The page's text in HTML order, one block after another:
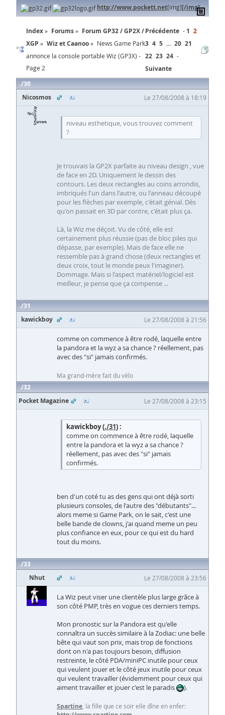
http://www.pockett.net[img][/img]
Index Forums
Forum GP32 / GP2X /
XGP
Wiz et Caanoo
News Game Park
annonce la console portable Wiz (GP3X) -
Page 2
Précédente 1 2
3 4 5 ... 20 21
22 23 24
Suivante
30
Nicosmos
Le 27/08/2008 à 18:19
niveau esthetique, vous trouvez comment
?
Je trouvais la GP2X parfaite au niveau design , vue
de face en 2D. Uniquement le dessin des
contours. Les deux rectangles au coins arrondis,
imbriqués l'un dans l'autre, ou l'anneau découpé
pour les flèches par exemple, c'était génial. Dès
qu'on passait en 3D par contre, c'était plus ça.
Là, la Wiz me déçoit. Vu de côté, elle est
certainement plus réussie (pas de bloc piles qui
dépasse, par exemple). Mais de face elle ne
ressemble pas à grand chose (deux rectangles et
deux croix, tout le monde peux l'imaginer).
Dommage. Mais si l'aspect matériel/logiciel est
meilleur, je pense que ça compense ...
31
kawickboy
Le 27/08/2008 à 21:56
comme on commence à être rodé, laquelle entre
la pandora et la wyz a sa chance ? réellement, pas
avec des "si" jamais confirmés.
Ma grand-mère fait du vélo
32
Pocket Magazine
Le 27/08/2008 à 23:15
kawickboy (./31) :
comme on commence à être rodé, laquelle
entre la pandora et la wyz a sa chance ?
réellement, pas avec des "si" jamais
confirmés.
ben d'un coté tu as des gens qui ont déjà sorti
plusieurs consoles, de l'autre des "débutants"...
alors meme si Game Park, on le sait, c'est une
belle bande de clowns, j'ai quand meme un peu
plus confiance en eux, pour ce qui est du hard
tout du moins.
33
Nhut
Le 27/08/2008 à 23:56
La Wiz peut viser une clientèle plus large grâce à
son côté PMP, très en vogue ces derniers temps.
Mon pronostic sur la Pandora est qu'elle
connaîtra un succès similaire à la Zodiac: une belle
bête qui vaut son prix, mais trop de fonctions
dont on n'a pas toujours besoin, diffusion
restreinte, le côté PDA/miniPC inutile pour ceux
qui veulent jouer et le côté jeux inutile pour ceux
qui veulent travailler (évidemment pour ceux qui
aiment travailler et jouer c'est le paradis
).
Spartine , la fille que ce soir elle dîne en enfer: